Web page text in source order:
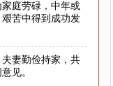
庭劳碌，中年或
苦中得到成功发
妻勤俭持家，共
见。